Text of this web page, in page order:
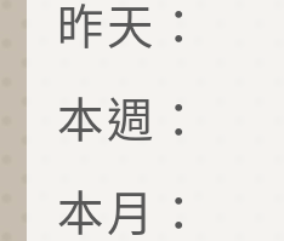
昨天：
本週：
本月：